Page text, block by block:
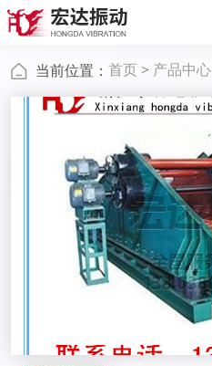
当前位置： 首页 > 产品中心